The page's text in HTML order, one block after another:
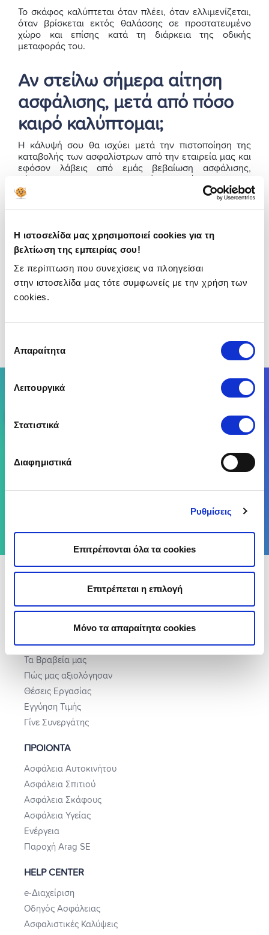
Η ιστοσελίδα μας χρησιμοποιεί cookies για τη
βελτίωση της εμπειρίας σου!
Σε περίπτωση που συνεχίσεις να πλοηγείσαι
στην ιστοσελίδα μας τότε συμφωνείς με την χρήση των
cookies.
συγκατάθεσης
Απαραίτητα
Λειτουργικά
Στατιστικά
Διαφημιστικά
Ρυθμίσεις
Επιτρέπονται όλα τα cookies
Επιτρέπεται η επιλογή
Μόνο τα απαραίτητα cookies
Το σκάφος καλύπτεται όταν πλέει, όταν ελλιµενίζεται,
όταν βρίσκεται εκτός θαλάσσης σε προστατευµένο
χώρο και επίσης κατά τη διάρκεια της οδικής
µεταφοράς του.
Αν στείλω σήμερα αίτηση
ασφάλισης, μετά από πόσο
καιρό καλύπτομαι;
Η κάλυψή σου θα ισχύει μετά την πιστοποίηση της
καταβολής των ασφαλίστρων από την εταιρεία μας και
εφόσον λάβεις από εμάς βεβαίωση ασφάλισης,
αναγράφεται σε αυτήν.
Επειδή τα συστήματα πληρωμής μας είναι πολύ
λάβεις την βεβαίωση ασφάλισής σας το αργότερο
εντός της επόμενης εργάσιμης ημέρας από την
ημερομηνία πληρωμής σου.
Για αξιόπιστηασφάλεια σκάφους, έχουμε τη λύση που
ψάχνεις. Σύγκρινε online και εντελώς δωρεάν
προσφορές στο insurancemarket και κλείσε αυτή που
Σύγκρινε έως 25 Ασφαλιστικές Εταιρείες
Σύγκρινε
ΠΟΙΟΙ ΕΙΜΑΣΤΕ
Η Εταιρεία
Building Manifesto
Εταιρική Ευθύνη
Τα Βραβεία μας
Πώς μας αξιολόγησαν
Θέσεις Εργασίας
Εγγύηση Τιμής
Γίνε Συνεργάτης
ΠΡΟΙΟΝΤΑ
Ασφάλεια Αυτοκινήτου
Ασφάλεια Σπιτιού
Ασφάλεια Σκάφους
Ασφάλεια Υγείας
Ενέργεια
Παροχή Arag SE
HELP CENTER
e-Διαχείριση
Οδηγός Ασφάλειας
Ασφαλιστικές Καλύψεις